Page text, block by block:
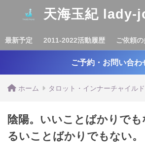
天海玉紀 lady-
最新予定 2011-2022活動履歴 ご依頼
ご予約・お問い合わ
ホーム タロット・インナーチャイル
陰陽。いいことばかりで
るいことばかりでもない。